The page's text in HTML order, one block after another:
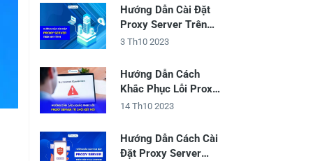
Hướng Dẫn Cài Đặt
Proxy Server Trên
Máy Tính
3 Th10 2023
Hướng Dẫn Cách
Khắc Phục Lỗi Proxy
Server Từ Chối Kết
14 Th10 2023
Hướng Dẫn Cách Cài
Đặt Proxy Server